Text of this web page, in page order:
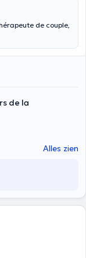
de la
Alles zien